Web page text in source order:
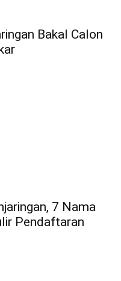
Bakal Calon
7 Nama
Pendaftaran